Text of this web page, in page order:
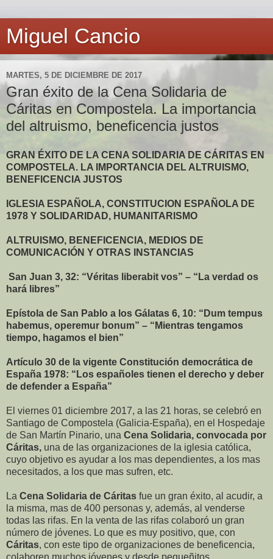
Miguel Cancio
MARTES, 5 DE DICIEMBRE DE 2017
Gran éxito de la Cena Solidaria de
Cáritas en Compostela. La importancia
del altruismo, beneficencia justos
GRAN ÉXITO DE LA CENA SOLIDARIA DE CÁRITAS EN
COMPOSTELA. LA IMPORTANCIA DEL ALTRUISMO,
BENEFICENCIA JUSTOS
IGLESIA ESPAÑOLA, CONSTITUCION ESPAÑOLA DE
1978 Y SOLIDARIDAD, HUMANITARISMO
ALTRUISMO, BENEFICENCIA, MEDIOS DE
COMUNICACIÓN Y OTRAS INSTANCIAS
San Juan 3, 32: “Véritas liberabit vos” – “La verdad os
hará libres”
Epístola de San Pablo a los Gálatas 6, 10: “Dum tempus
habemus, operemur bonum” – “Mientras tengamos
tiempo, hagamos el bien”
Artículo 30 de la vigente Constitución democrática de
España 1978: “Los españoles tienen el derecho y deber
de defender a España”
El viernes 01 diciembre 2017, a las 21 horas, se celebró en
Santiago de Compostela (Galicia-España), en el Hospedaje
de San Martín Pinario, una Cena Solidaria, convocada por
Cáritas, una de las organizaciones de la iglesia católica,
cuyo objetivo es ayudar a los mas dependientes, a los mas
necesitados, a los que mas sufren, etc.
La Cena Solidaria de Cáritas fue un gran éxito, al acudir, a
la misma, mas de 400 personas y, además, al venderse
todas las rifas. En la venta de las rifas colaboró un gran
número de jóvenes. Lo que es muy positivo, que, con
Cáritas, con este tipo de organizaciones de beneficencia,
colaboren muchos jóvenes y desde pequeñitos.